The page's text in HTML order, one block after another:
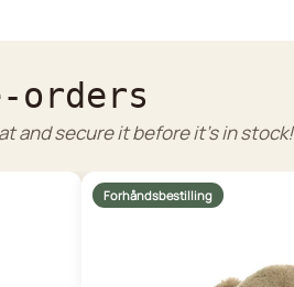
and secure it before it's in stock!
Forhåndsbestilling